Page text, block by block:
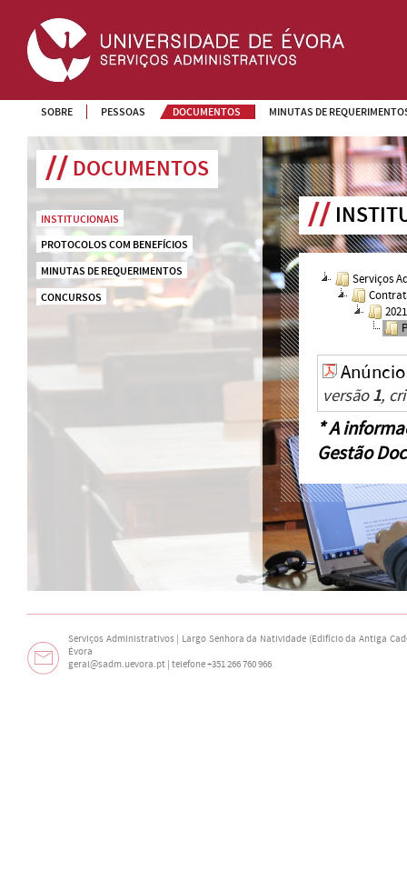
SOBRE PESSOAS DOCUMENTOS MINUTAS DE
DOCUMENTOS
INSTITUCIONAIS
PROTOCOLOS COM BENEFÍCIOS
MINUTAS DE REQUERIMENTOS
CONCURSOS
Serviços
2021
versão1,
* A
Gestão
Serviços Administrativos | Largo Senhora da Natividade (Edifício da Antiga
Évora
geral@sadm.uevora.pt | telefone +351 266 760 966